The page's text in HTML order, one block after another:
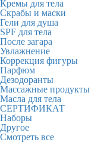
Кремы для тела
Скрабы и маски
Гели для душа
SPF для тела
После загара
Увлажнение
Коррекция фигуры
Парфюм
Дезодоранты
Массажные продукты
Масла для тела
СЕРТИФИКАТ
Наборы
Другое
Смотреть все